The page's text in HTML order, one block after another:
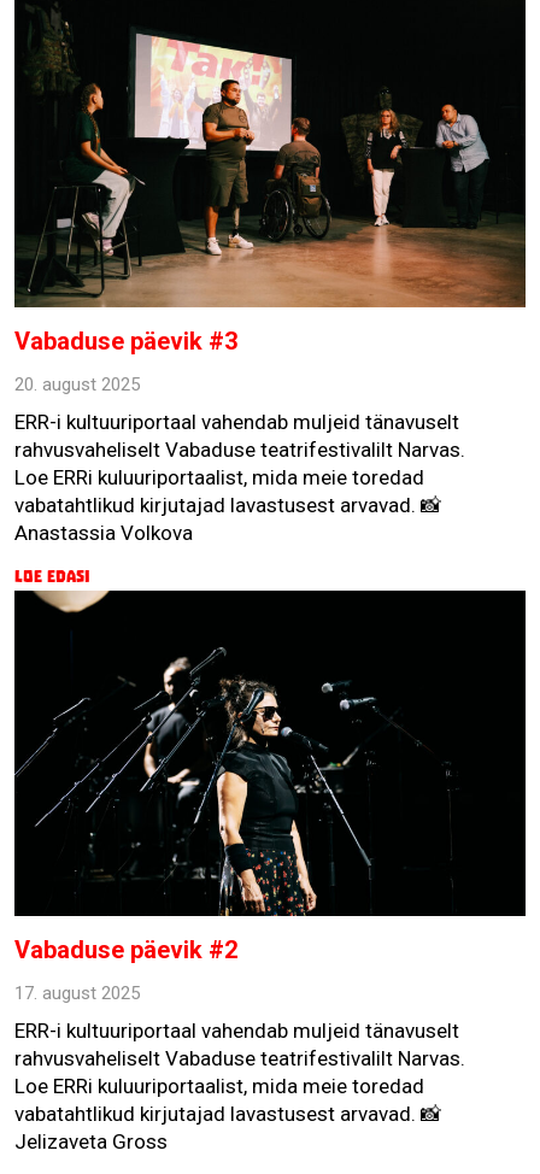
Vabaduse päevik #3
20. august 2025
ERR-i kultuuriportaal vahendab muljeid tänavuselt
rahvusvaheliselt Vabaduse teatrifestivalilt Narvas.
Loe ERRi kuluuriportaalist, mida meie toredad
vabatahtlikud kirjutajad lavastusest arvavad. 📸
Anastassia Volkova
Loe edasi
Vabaduse päevik #2
17. august 2025
ERR-i kultuuriportaal vahendab muljeid tänavuselt
rahvusvaheliselt Vabaduse teatrifestivalilt Narvas.
Loe ERRi kuluuriportaalist, mida meie toredad
vabatahtlikud kirjutajad lavastusest arvavad. 📸
Jelizaveta Gross